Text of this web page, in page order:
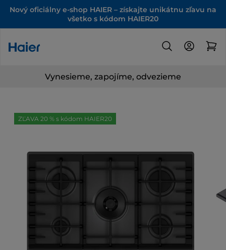
Nový oficiálny e-shop HAIER – získajte unikátnu zľavu na
všetko s kódom HAIER20
Vynesieme, zapojíme, odvezieme
ZĽAVA 20 % s kódom HAIER20